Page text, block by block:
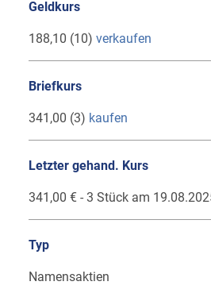
Geldkurs
188,10 (10) verkaufen
Briefkurs
341,00 (3) kaufen
Letzter gehand. Kurs
341,00 € - 3 Stück am
Typ
Namensaktien